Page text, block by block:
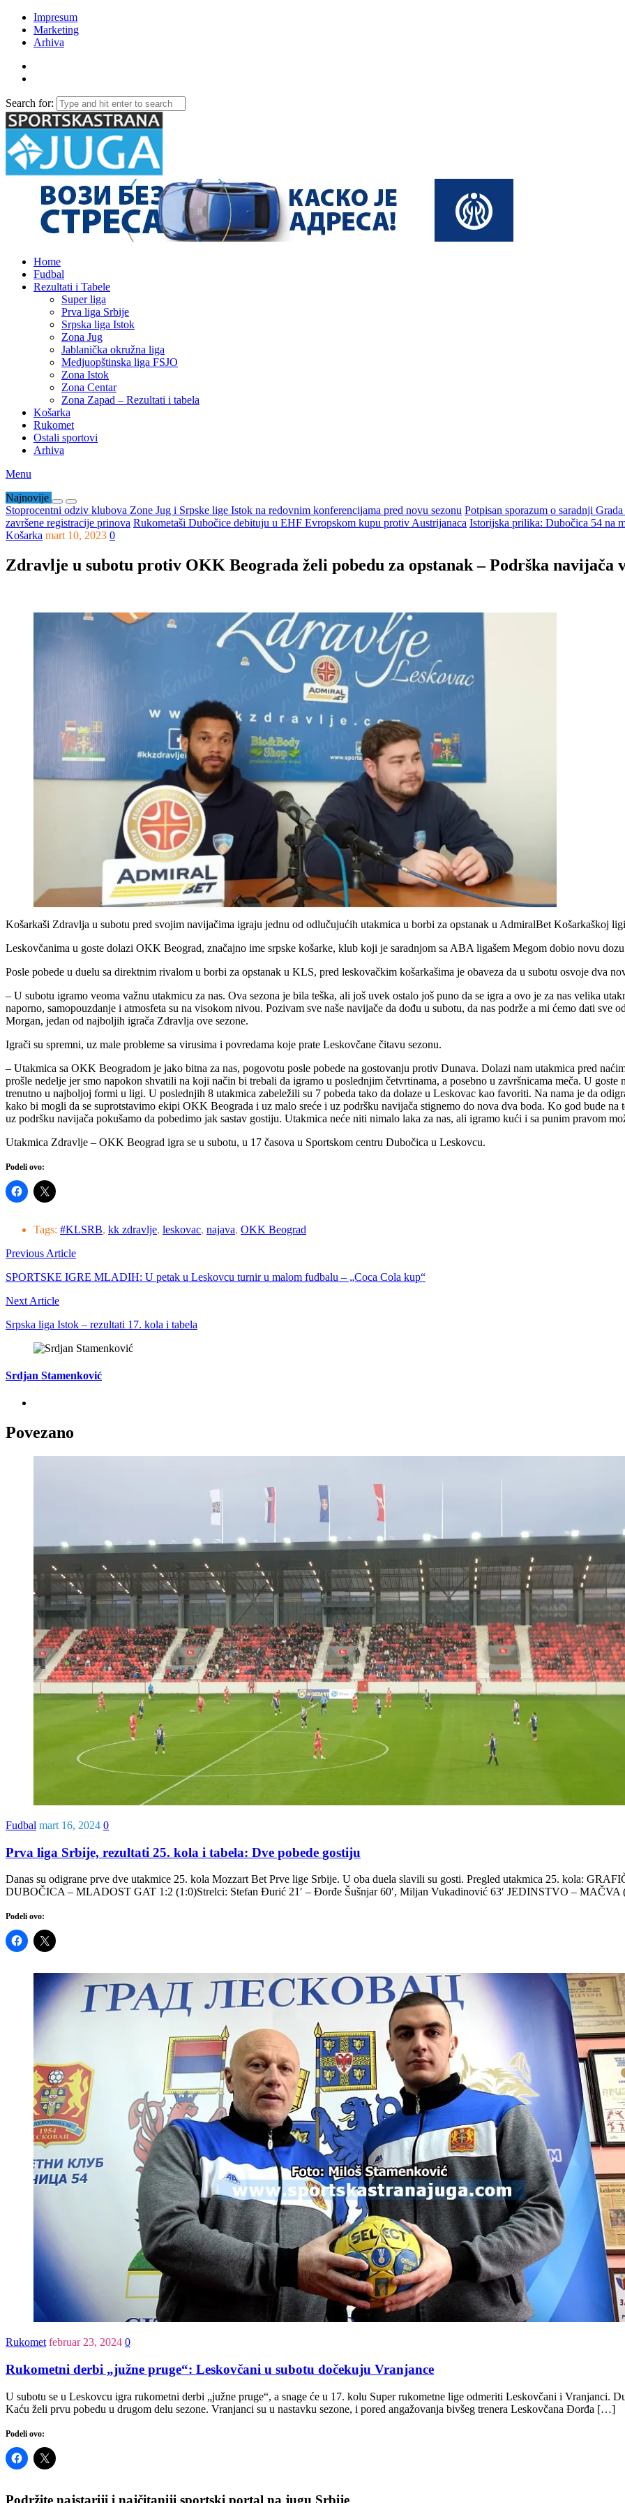
Impresum
Marketing
Arhiva
Search for:
Home
Fudbal
Rezultati i Tabele
Super liga
Prva liga Srbije
Srpska liga Istok
Zona Jug
Jablanička okružna liga
Medjuopštinska liga FSJO
Zona Istok
Zona Centar
Zona Zapad – Rezultati i tabela
Košarka
Rukomet
Ostali sportovi
Arhiva
Menu
Najnovije
Stoprocentni odziv klubova Zone Jug i Srpske lige Istok na redovnim konferencijama pred novu sezonu Potpisan sporazum o saradnji
završene registracije prinova Rukometaši Dubočice debituju u EHF Evropskom kupu protiv Austrijanaca Istorijska prilika: Dubočica 54 na
Košarka mart 10, 2023 0
Zdravlje u subotu protiv OKK Beograda želi pobedu za opstanak – Podrška navijača
Košarkaši Zdravlja u subotu pred svojim navijačima igraju jednu od odlučujućih utakmica u borbi za opstanak u AdmiralBet Košarkaškoj
Leskovčanima u goste dolazi OKK Beograd, značajno ime srpske košarke, klub koji je saradnjom sa ABA ligašem Megom dobio novu
Posle pobede u duelu sa direktnim rivalom u borbi za opstanak u KLS, pred leskovačkim košarkašima je obaveza da u subotu osvoje dva
– U subotu igramo veoma važnu utakmicu za nas. Ova sezona je bila teška, ali još uvek ostalo još puno da se igra a ovo je za nas velika
naporno, samopouzdanje i atmosfeta su na visokom nivou. Pozivam sve naše navijače da dođu u subotu, da nas podrže a mi ćemo dati sve
Morgan, jedan od najboljih igrača Zdravlja ove sezone.
Igrači su spremni, uz male probleme sa virusima i povredama koje prate Leskovčane čitavu sezonu.
– Utakmica sa OKK Beogradom je jako bitna za nas, pogovotu posle pobede na gostovanju protiv Dunava. Dolazi nam utakmica pred
prošle nedelje jer smo napokon shvatili na koji način bi trebali da igramo u poslednjim četvrtinama, a posebno u završnicama meča. U
trenutno u najboljoj formi u ligi. U poslednjih 8 utakmica zabeležili su 7 pobeda tako da dolaze u Leskovac kao favoriti. Na nama je da
kako bi mogli da se suprotstavimo ekipi OKK Beograda i uz malo sreće i uz podršku navijača stignemo do nova dva boda. Ko god bude na
uz podršku navijača pokušamo da pobedimo jak sastav gostiju. Utakmica neće niti nimalo laka za nas, ali igramo kući i sa punim pravom
Utakmica Zdravlje – OKK Beograd igra se u subotu, u 17 časova u Sportskom centru Dubočica u Leskovcu.
Podeli ovo:
Tags: #KLSRB, kk zdravlje, leskovac, najava, OKK Beograd
Previous Article
SPORTSKE IGRE MLADIH: U petak u Leskovcu turnir u malom fudbalu – „Coca Cola kup“
Next Article
Srpska liga Istok – rezultati 17. kola i tabela
Srdjan Stamenković
Povezano
Fudbal mart 16, 2024 0
Prva liga Srbije, rezultati 25. kola i tabela: Dve pobede gostiju
Danas su odigrane prve dve utakmice 25. kola Mozzart Bet Prve lige Srbije. U oba duela slavili su gosti. Pregled utakmica 25. kola:
DUBOČICA – MLADOST GAT 1:2 (1:0)Strelci: Stefan Đurić 21′ – Đorđe Šušnjar 60′, Miljan Vukadinović 63′ JEDINSTVO – MAČVA
Podeli ovo:
Rukomet februar 23, 2024 0
Rukometni derbi „južne pruge“: Leskovčani u subotu dočekuju Vranjance
U subotu se u Leskovcu igra rukometni derbi „južne pruge“, a snage će u 17. kolu Super rukometne lige odmeriti Leskovčani i Vranjanci.
Kaću želi prvu pobedu u drugom delu sezone. Vranjanci su u nastavku sezone, i pored angažovanja bivšeg trenera Leskovčana Đorđa […]
Podeli ovo:
Podržite najstariji i najčitaniji sportski portal na jugu Srbije